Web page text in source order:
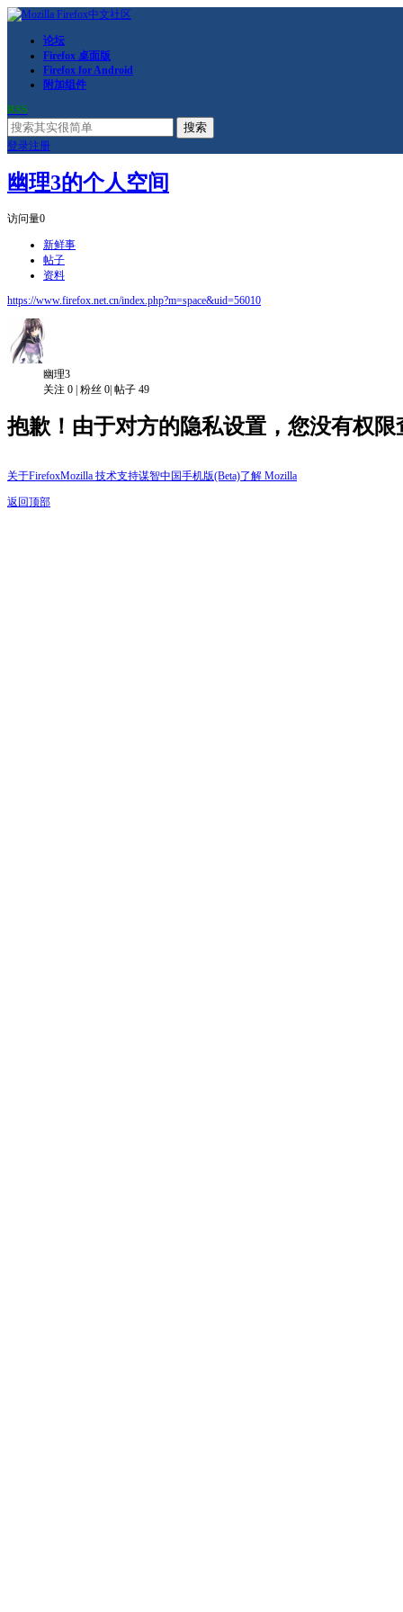
论坛
Firefox 桌面版
Firefox for Android
附加组件
RSS
搜索
登录注册
幽理3的个人空间
访问量0
新鲜事
帖子
资料
https://www.firefox.net.cn/index.php?m=space&uid=56010
幽理3
关注 0 粉丝 0 帖子 49
抱歉！由于对方的隐私设置，您没有权限
关于FirefoxMozilla 技术支持谋智中国手机版(Beta)了解 Mozilla
返回顶部